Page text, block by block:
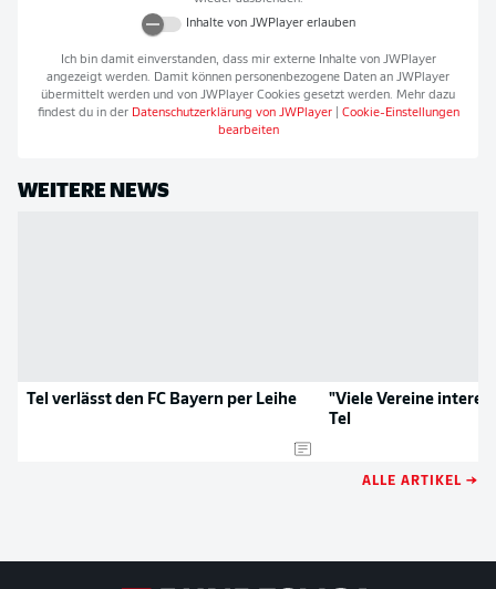
Inhalte von JWPlayererlauben
Ich bin damit einverstanden, dass mir externe Inhalte von JWPlayer
angezeigt werden. Damit können personenbezogene Daten an JWPlayer
übermittelt werden und von JWPlayer Cookies gesetzt werden. Mehr dazu
findest du in der Datenschutzerklärung von JWPlayer| Cookie-Einstellungen
bearbeiten
WEITERE NEWS
Tel verlässt den FC Bayern per Leihe
"Viele Vereine
Tel
ALLE ARTIKEL →